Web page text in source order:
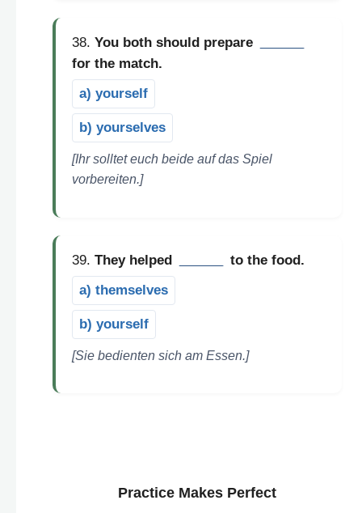
38. You both should prepare
for the match.
a) yourself
b) yourselves
[Ihr solltet euch beide auf das Spiel
vorbereiten.]
39. They helped
to the food.
a) themselves
b) yourself
[Sie bedienten sich am Essen.]
Practice Makes Perfect